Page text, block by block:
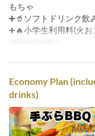
もちゃ
➕🥤ソフトドリンク飲
➕🔥小学生利用料(火
Sipariş Limiti 1 ~
Economy Plan
drinks)